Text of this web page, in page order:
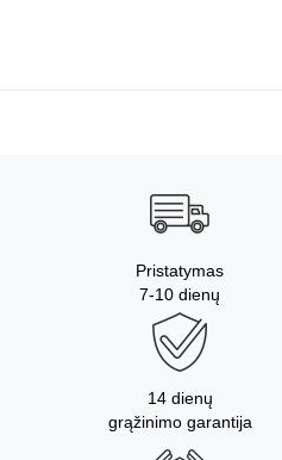
Pristatymas
7-10 dienų
14 dienų
grąžinimo garantija